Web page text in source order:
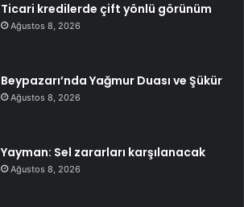
Ticari kredilerde çift yönlü görünüm
Ağustos 8, 2026
Beypazarı’nda Yağmur Duası ve Şükür
Ağustos 8, 2026
Yayman: Sel zararları karşılanacak
Ağustos 8, 2026